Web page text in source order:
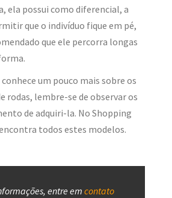
ela possui como diferencial, a
que o indivíduo fique em pé,
que ele percorra longas
um pouco mais sobre os
rodas, lembre-se de observar os
de adquiri-la. No Shopping
todos estes modelos.
entre em contato